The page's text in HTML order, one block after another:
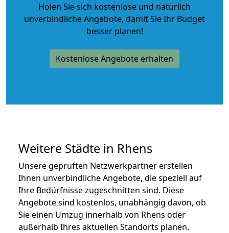
Holen Sie sich kostenlose und natürlich
unverbindliche Angebote, damit Sie Ihr Budget
besser planen!
Kostenlose Angebote erhalten
Weitere Städte in Rhens
Unsere geprüften Netzwerkpartner erstellen
Ihnen unverbindliche Angebote, die speziell auf
Ihre Bedürfnisse zugeschnitten sind. Diese
Angebote sind kostenlos, unabhängig davon, ob
Sie einen Umzug innerhalb von Rhens oder
außerhalb Ihres aktuellen Standorts planen.